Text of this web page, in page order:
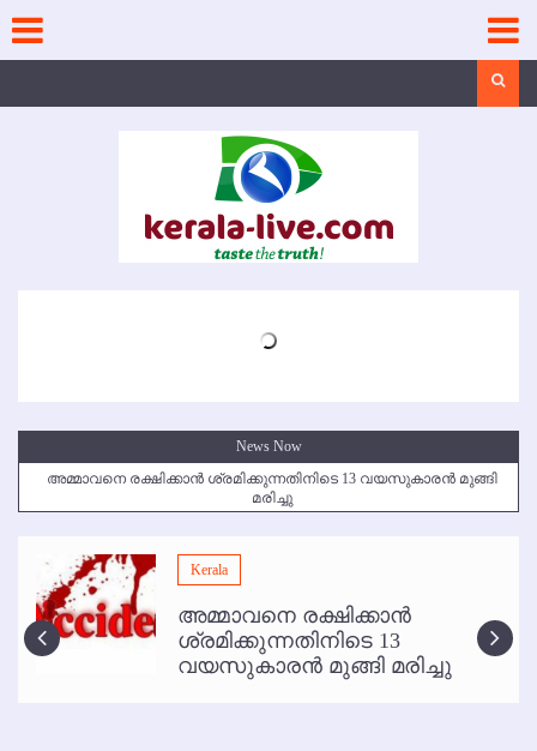
content
News Now
അമ്മാവനെ രക്ഷിക്കാന്‍ ശ്രമിക്കുന്നതിനിടെ 13 വയസുകാരന്‍ മുങ്ങി
മരിച്ചു
മമ്പുറം ആണ്ടു നേര്‍ച്ച ജൂണ്‍ 17 മുതല്‍
ഇനി രമേശ് പിഷാരടി സ്റ്റേജ് ഷോകള്‍ക്ക് ഇല്ല
കോഴിക്കോട് വിമാനത്താവളത്തില്‍ അനധികൃത പാര്‍ക്കിംഗ് പിരിവ് :
പരാതി തള്ളി
Kerala
അമ്മാവനെ രക്ഷിക്കാന്‍
ശ്രമിക്കുന്നതിനിടെ 13
വയസുകാരന്‍ മുങ്ങി മരിച്ചു